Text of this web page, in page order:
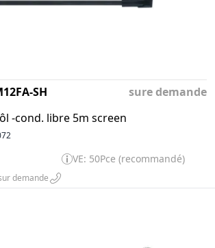
SH
-cond. libre 5m screen
sure demande
VE: 50Pce (recommandé)
demande